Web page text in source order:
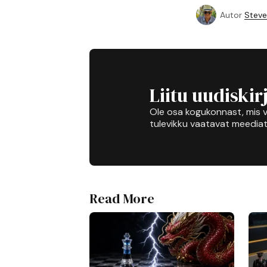
Autor
Liitu
Ole osa kogukonnast,
tulevikku vaatavat
Read More